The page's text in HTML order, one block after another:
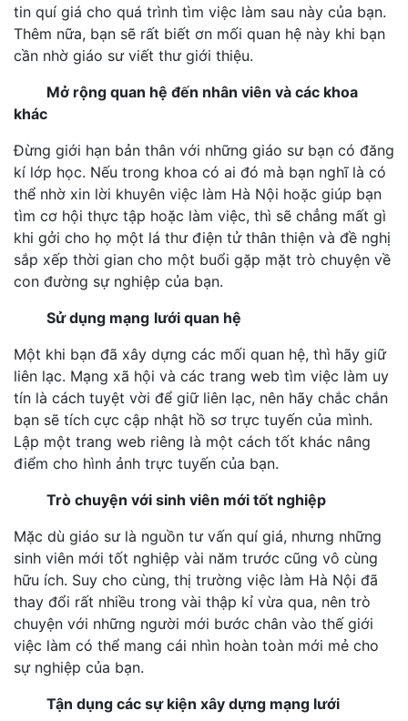
tin quí giá cho quá trình tìm việc làm sau này của bạn.
Thêm nữa, bạn sẽ rất biết ơn mối quan hệ này khi bạn
cần nhờ giáo sư viết thư giới thiệu.
Mở rộng quan hệ đến nhân viên và các khoa
khác
Đừng giới hạn bản thân với những giáo sư bạn có đăng
kí lớp học. Nếu trong khoa có ai đó mà bạn nghĩ là có
thể nhờ xin lời khuyên việc làm Hà Nội hoặc giúp bạn
tìm cơ hội thực tập hoặc làm việc, thì sẽ chẳng mất gì
khi gởi cho họ một lá thư điện tử thân thiện và đề nghị
sắp xếp thời gian cho một buổi gặp mặt trò chuyện về
con đường sự nghiệp của bạn.
Sử dụng mạng lưới quan hệ
Một khi bạn đã xây dựng các mối quan hệ, thì hãy giữ
liên lạc. Mạng xã hội và các trang web tìm việc làm uy
tín là cách tuyệt vời để giữ liên lạc, nên hãy chắc chắn
bạn sẽ tích cực cập nhật hồ sơ trực tuyến của mình.
Lập một trang web riêng là một cách tốt khác nâng
điểm cho hình ảnh trực tuyến của bạn.
Trò chuyện với sinh viên mới tốt nghiệp
Mặc dù giáo sư là nguồn tư vấn quí giá, nhưng những
sinh viên mới tốt nghiệp vài năm trước cũng vô cùng
hữu ích. Suy cho cùng, thị trường việc làm Hà Nội đã
thay đổi rất nhiều trong vài thập kỉ vừa qua, nên trò
chuyện với những người mới bước chân vào thế giới
việc làm có thể mang cái nhìn hoàn toàn mới mẻ cho
sự nghiệp của bạn.
Tận dụng các sự kiện xây dựng mạng lưới